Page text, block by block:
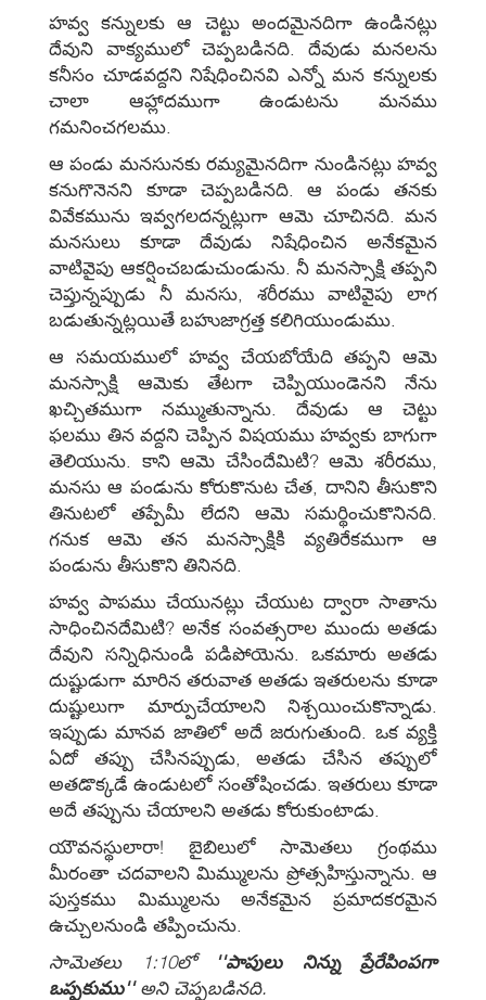
హవ్వ కన్నులకు ఆ చెట్టు అందమైనదిగా ఉండినట్లు
దేవుని వాక్యములో చెప్పబడినది. దేవుడు మనలను
కనీసం చూడవద్దని నిషేధించినవి ఎన్నో మన కన్నులకు
చాలా ఆహ్లాదముగా ఉండుటను మనము
గమనించగలము.
ఆ పండు మనసునకు రమ్యమైనదిగా నుండినట్లు హవ్వ
కనుగొనెనని కూడా చెప్పబడినది. ఆ పండు తనకు
వివేకమును ఇవ్వగలదన్నట్లుగా ఆమె చూచినది. మన
మనసులు కూడా దేవుడు నిషేధించిన అనేకమైన
వాటివైపు ఆకర్షించబడుచుండును. నీ మనస్సాక్షి తప్పని
చెప్తున్నప్పుడు నీ మనసు, శరీరము వాటివైపు లాగ
బడుతున్నట్లయితే బహుజాగ్రత్త కలిగియుండుము.
ఆ సమయములో హవ్వ చేయబోయేది తప్పని ఆమె
మనస్సాక్షి ఆమెకు తేటగా చెప్పియుండెనని నేను
ఖచ్చితముగా నమ్ముతున్నాను. దేవుడు ఆ చెట్టు
ఫలము తిన వద్దని చెప్పిన విషయము హవ్వకు బాగుగా
తెలియును. కాని ఆమె చేసిందేమిటి? ఆమె శరీరము,
మనసు ఆ పండును కోరుకొనుట చేత, దానిని తీసుకొని
తినుటలో తప్పేమీ లేదని ఆమె సమర్థించుకొనినది.
గనుక ఆమె తన మనస్సాక్షికి వ్యతిరేకముగా ఆ
పండును తీసుకొని తినినది.
హవ్వ పాపము చేయునట్లు చేయుట ద్వారా సాతాను
సాధించినదేమిటి? అనేక సంవత్సరాల ముందు అతడు
దేవుని సన్నిధినుండి పడిపోయెను. ఒకమారు అతడు
దుష్టుడుగా మారిన తరువాత అతడు ఇతరులను కూడా
దుష్టులుగా మార్పుచేయాలని నిశ్చయించుకొన్నాడు.
ఇప్పుడు మానవ జాతిలో అదే జరుగుతుంది. ఒక వ్యక్తి
ఏదో తప్పు చేసినప్పుడు, అతడు చేసిన తప్పులో
అతడొక్కడే ఉండుటలో సంతోషించడు. ఇతరులు కూడా
అదే తప్పును చేయాలని అతడు కోరుకుంటాడు.
యౌవనస్థులారా! బైబిలులో సామెతలు గ్రంథము
మీరంతా చదవాలని మిమ్ములను ప్రోత్సహిస్తున్నాను. ఆ
పుస్తకము మిమ్ములను అనేకమైన ప్రమాదకరమైన
ఉచ్చులనుండి తప్పించును.
సామెతలు 1:10లో
''పాపులు నిన్ను ప్రేరేపింపగా
ఒప్పకుము''అని చెప్పబడినది.